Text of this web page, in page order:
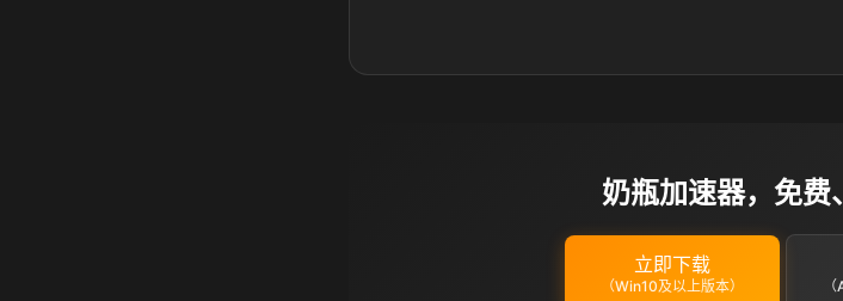
奶瓶加速器，免费
立即下载
（Win10及以上版本）